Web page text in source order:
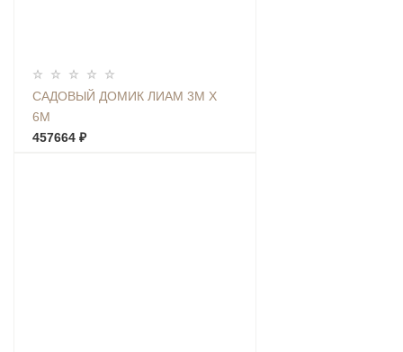
САДОВЫЙ ДОМИК ЛИАМ 3М Х
6М
457664 ₽